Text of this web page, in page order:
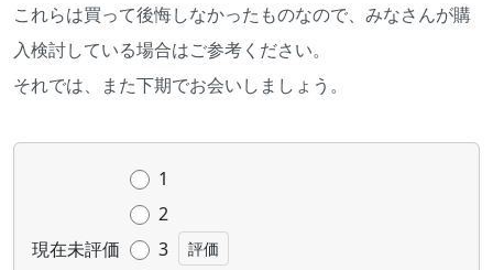
これらは買って後悔しなかったものなので、みなさんが購
入検討している場合はご参考ください。
それでは、また下期でお会いしましょう。
現在未評価
1
2
3